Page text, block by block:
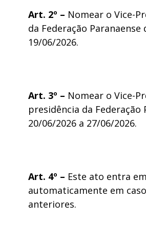
Art. 2º – Nomear o Vice-
da Federação
19/06/2026.
Art. 3º – Nomear o Vice-
presidência da
20/06/2026 a 27/06/2026.
Art. 4º – Este ato entra
automaticamente em
anteriores.